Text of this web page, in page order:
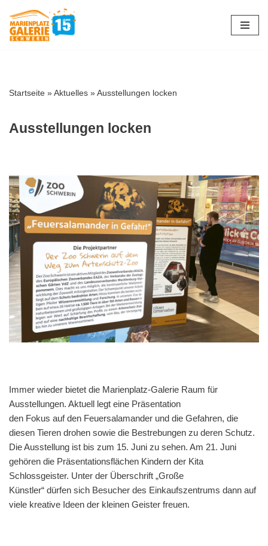
Zum
Startseite »Aktuelles »Ausstellungen locken
Ausstellungen locken
Immer wieder bietet die Marienplatz-Galerie Raum für
Ausstellungen. Aktuell legt eine Präsentation
den Fokus auf den Feuersalamander und die Gefahren, die
diesen Tieren drohen sowie die Bestrebungen zu deren Schutz.
Die Ausstellung ist bis zum 15. Juni zu sehen. Am 21. Juni
gehören die Präsentationsflächen Kindern der Kita
Schlossgeister. Unter der Überschrift „Große
Künstler“ dürfen sich Besucher des Einkaufszentrums dann auf
viele kreative Ideen der kleinen Geister freuen.